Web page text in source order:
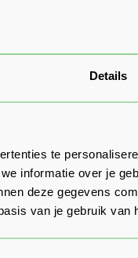
Details
te
informatie over je
deze gegevens
van je gebruik van